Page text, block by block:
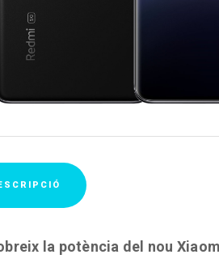
la potència del nou